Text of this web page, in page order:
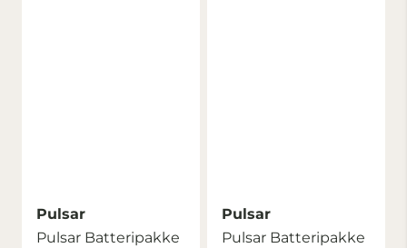
Pulsar
Pulsar Batteripakke
Pulsar
Pulsar Batteripakke